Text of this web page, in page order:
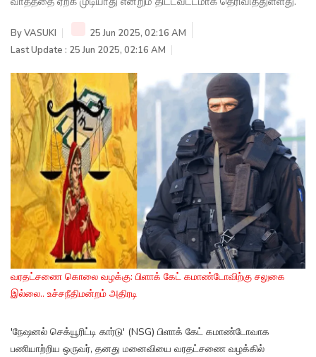
ByVASUKI
25 Jun 2025, 02:16 AM
Last Update : 25 Jun 2025, 02:16 AM
வரதட்சணை கொலை வழக்கு: பிளாக் கேட் கமாண்டோவிற்கு சலுகை
இல்லை.. உச்சநீதிமன்றம் அதிரடி
'நேஷனல் செக்யூரிட்டி கார்டு' (NSG) பிளாக் கேட் கமாண்டோவாக
பணியாற்றிய ஒருவர், தனது மனைவியை வரதட்சணை வழக்கில்